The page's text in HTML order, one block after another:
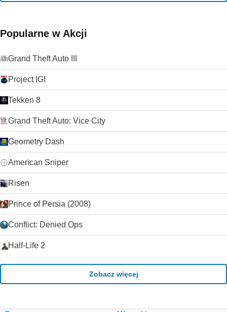
Popularne w Akcji
Grand Theft Auto III
Project IGI
Tekken 8
Grand Theft Auto: Vice City
Geometry Dash
American Sniper
Risen
Prince of Persia (2008)
Conflict: Denied Ops
Half-Life 2
Zobacz więcej